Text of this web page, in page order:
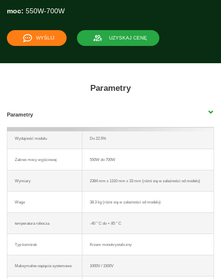
moc: 550W-700W
WYŚLIJ UZYSKAJ CENĘ
Parametry
Parametry
Wydajność modułu Do 22.5%
Zakres mocy wyjściowej 550W do 700W
Wymiary 2384 mm x 1310 mm x 33 mm (różni się w zależności od modelu)
Waga 38.3 kg (różni się w zależności od modelu)
temperatura robocza -40 ° C do + 85 ° C
Typ komórek Krzem monokrystaliczny
Maksymalne napięcie systemowe 1000V / 1500V